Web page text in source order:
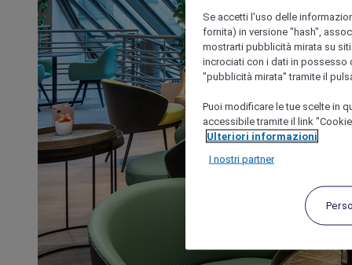
Se accetti l'uso delle
fornita) in versione "hash",
mostrarti pubblicità mirata su
incrociati con i dati in possesso
"pubblicità mirata" tramite il
Puoi modificare le tue scelte in
accessibile tramite il link
Ulteriori informazioni
I nostri partner